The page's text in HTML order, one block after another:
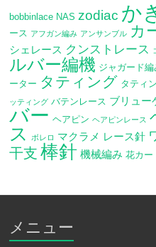
bobbinlace NAS zodiac か
ース アフガン編み アンサンブル カ
シェレース クンストレース
ルバー編機 ジャガード編
ーター タティング タティ
ッティング バテンレース ブリュー
バー ヘアピン ヘアピンレース
ス
ボレロ マクラメ レース針
干支 棒針 機械編み 花カー
メニュー